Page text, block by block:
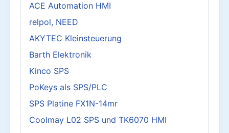
ACE Automation HMI
relpol, NEED
AKYTEC Kleinsteuerung
Barth Elektronik
Kinco SPS
PoKeys als SPS/PLC
SPS Platine FX1N-14mr
Coolmay L02 SPS und TK6070 HMI